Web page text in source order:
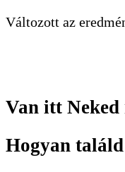
Változott az
Van itt Neked
Hogyan